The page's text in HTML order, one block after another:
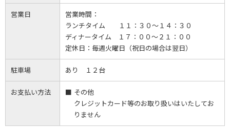
営業日
営業時間：
ランチタイム １１：３０～１４：３０
ディナータイム １７：００～２１：００
定休日： 毎週火曜日（祝日の場合は翌日）
駐車場 あり １２台
お支払い方法
その他
クレジットカード等のお取り扱いはいたしてお
りません